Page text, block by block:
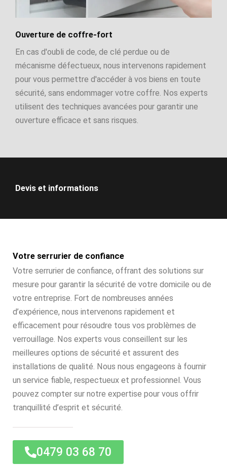
Ouverture de coffre-fort
En cas d'oubli de code, de clé perdue ou de
mécanisme défectueux, nous intervenons rapidement
pour vous permettre d'accéder à vos biens en toute
sécurité, sans endommager votre coffre. Nos experts
utilisent des techniques avancées pour garantir une
ouverture efficace et sans risques.
Devis et informations
Votre serrurier de confiance
Votre serrurier de confiance, offrant des solutions sur
mesure pour garantir la sécurité de votre domicile ou de
votre entreprise. Fort de nombreuses années
d’expérience, nous intervenons rapidement et
efficacement pour résoudre tous vos problèmes de
verrouillage. Nos experts vous conseillent sur les
meilleures options de sécurité et assurent des
installations de qualité. Nous nous engageons à fournir
un service fiable, respectueux et professionnel. Vous
pouvez compter sur notre expertise pour vous offrir
tranquillité d’esprit et sécurité.
0479 03 68 70